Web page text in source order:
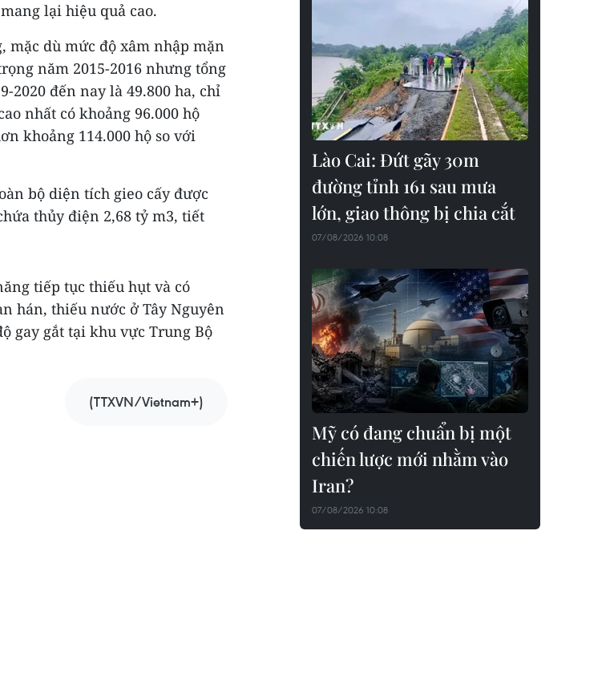
lại hiệu quả cao.
mặc dù mức độ xâm nhập mặn
năm 2015-2016 nhưng tổng
2020 đến nay là 49.800 ha, chỉ
nhất có khoảng 96.000 hộ
khoảng 114.000 hộ so với
bộ diện tích gieo cấy được
thủy điện 2,68 tỷ m3, tiết
tiếp tục thiếu hụt và có
hán, thiếu nước ở Tây Nguyên
gay gắt tại khu vực Trung Bộ
(TTXVN/Vietnam+)
Lào Cai: Đứt gãy 30m
đường tỉnh 161 sau mưa
lớn, giao thông bị chia cắt
07/08/2026 10:08
Mỹ có đang chuẩn bị một
chiến lược mới nhằm vào
Iran?
07/08/2026 10:08